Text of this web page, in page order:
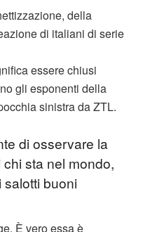
della
di italiani di serie
essere chiusi
gli esponenti della
sinistra da ZTL.
di osservare la
sta nel mondo,
salotti buoni
È vero essa è